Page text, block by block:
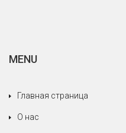
MENU
Главная страница
О нас